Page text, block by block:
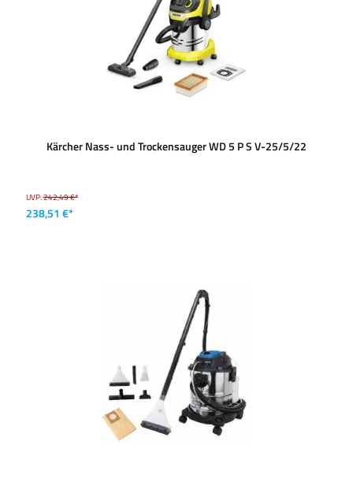
Kärcher Nass- und Trockensauger WD 5 P S V-25/5/22
UVP:242,49 €*
238,51 €*